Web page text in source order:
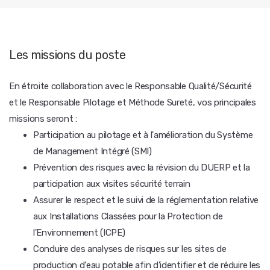
Les missions du poste
En étroite collaboration avec le Responsable Qualité/Sécurité
et le Responsable Pilotage et Méthode Sureté, vos principales
missions seront :
Participation au pilotage et à l'amélioration du Système
de Management Intégré (SMI)
Prévention des risques avec la révision du DUERP et la
participation aux visites sécurité terrain
Assurer le respect et le suivi de la réglementation relative
aux Installations Classées pour la Protection de
l'Environnement (ICPE)
Conduire des analyses de risques sur les sites de
production d'eau potable afin d'identifier et de réduire les